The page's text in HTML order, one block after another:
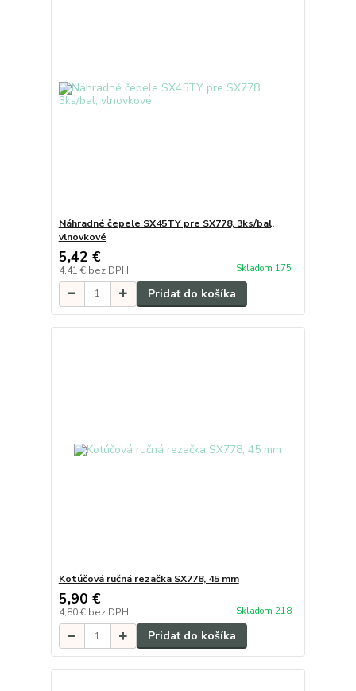
Náhradné čepele SX45TY pre SX778, 3ks/bal,
vlnovkové
5,42 €
4,41 € bez DPH Skladom 175
Pridať do košíka
Kotúčová ručná rezačka SX778, 45 mm
5,90 €
4,80 € bez DPH Skladom 218
Pridať do košíka